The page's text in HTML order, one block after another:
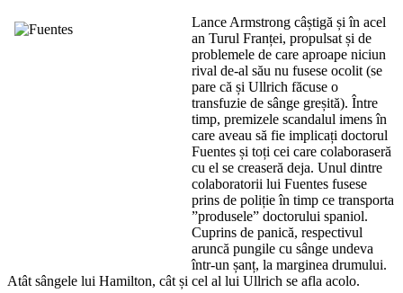
Lance Armstrong câștigă și în acel
an Turul Franței, propulsat și de
problemele de care aproape niciun
rival de-al său nu fusese ocolit (se
pare că și Ullrich făcuse o
transfuzie de sânge greșită). Între
timp, premizele scandalul imens în
care aveau să fie implicați doctorul
Fuentes și toți cei care colaboraseră
cu el se creaseră deja. Unul dintre
colaboratorii lui Fuentes fusese
prins de poliție în timp ce transporta
”produsele” doctorului spaniol.
Cuprins de panică, respectivul
aruncă pungile cu sânge undeva
într-un șanț, la marginea drumului.
Atât sângele lui Hamilton, cât și cel al lui Ullrich se afla acolo.